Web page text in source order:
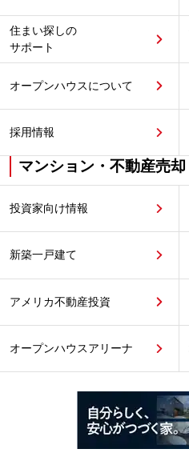
住まい探しの
サポート
オープンハウスについて
採用情報
マンション・不動産売
投資家向け情報
新築一戸建て
アメリカ不動産投資
オープンハウスアリーナ